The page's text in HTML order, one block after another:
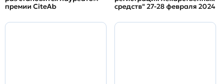
премии CiteAb
средств" 27-28 февраля 2024